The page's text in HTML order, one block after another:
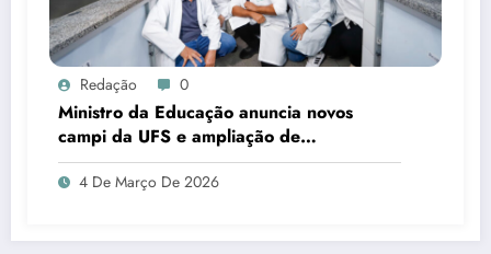
Redação 0
Ministro da Educação anuncia novos
campi da UFS e ampliação de
investimentos durante agenda em Sergipe
4 De Março De 2026